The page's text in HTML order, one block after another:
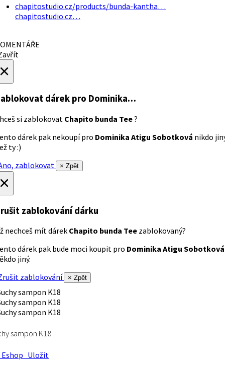
chapitostudio.cz/products/bunda-kantha…
chapitostudio.cz…
dárek pro Dominika…
si zablokovat Chapito bunda Tee?
dárek pak nekoupí pro Dominika Atigu Sobotková nikdo
ty :)
zablokovat
× Zpět
zablokování dárku
nechceš mít dárek Chapito bunda Tee zablokovaný?
dárek pak bude moci koupit pro Dominika Atigu Sobotková
jiný.
zablokování
× Zpět
sampon K18
Uložit